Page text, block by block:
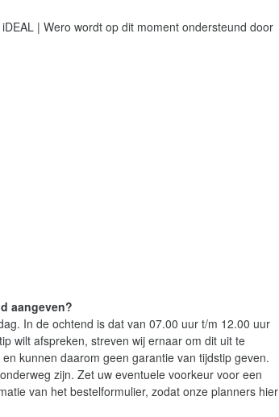
| Wero wordt op dit moment ondersteund door
aangeven?
In de ochtend is dat van 07.00 uur t/m 12.00 uur
wilt afspreken, streven wij ernaar om dit uit te
kunnen daarom geen garantie van tijdstip geven.
zijn. Zet uw eventuele voorkeur voor een
van het bestelformulier, zodat onze planners hier